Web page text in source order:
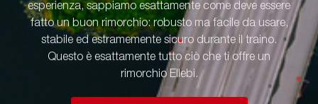
esperienza, sappiamo esattamente come deve essere
fatto un buon rimorchio: robusto ma facile da usare,
stabile ed estramemente sicuro durante il traino.
Questo è esattamente tutto ciò che ti offre un
rimorchio Ellebi.